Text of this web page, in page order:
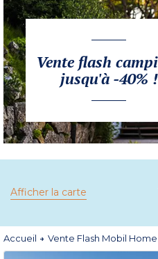
Vente flash
jusqu'à -40% !
Afficher la carte
Accueil Vente Flash Mobil Home